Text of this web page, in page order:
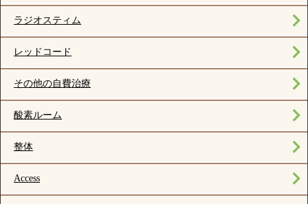
ラジオスティム
レッドコード
その他の自費治療
酸素ルーム
整体
Access